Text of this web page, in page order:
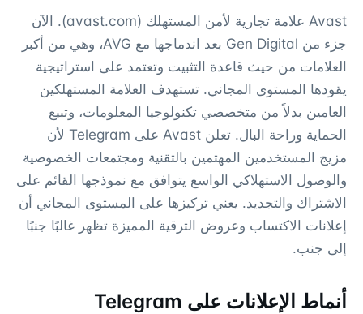
Avast علامة تجارية لأمن المستهلك (avast.com). الآن
جزء من Gen Digital بعد اندماجها مع AVG، وهي من أكبر
العلامات من حيث قاعدة التثبيت وتعتمد على استراتيجية
يقودها المستوى المجاني. تستهدف العلامة المستهلكين
العامين بدلاً من متخصصي تكنولوجيا المعلومات، وتبيع
الحماية وراحة البال. تعلن Avast على Telegram لأن
مزيج المستخدمين المهتمين بالتقنية ومجتمعات الخصوصية
والوصول الاستهلاكي الواسع يتوافق مع نموذجها القائم على
الاشتراك والتجديد. يعني تركيزها على المستوى المجاني أن
إعلانات الاكتساب وعروض الترقية المميزة تظهر غالبًا جنبًا
إلى جنب.
أنماط الإعلانات على Telegram